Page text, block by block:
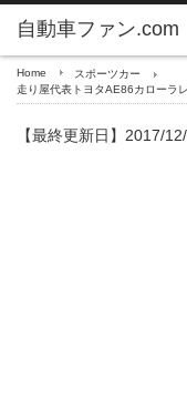
自動車ファン.com
Home
スポーツカー
走り屋代表トヨタAE86カローラ
【最終更新日】2017/